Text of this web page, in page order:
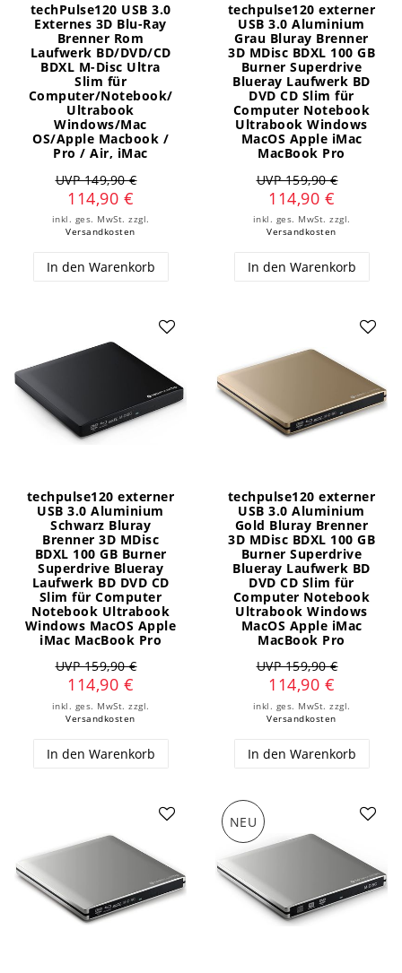
techPulse120 USB 3.0
Externes 3D Blu-Ray
Brenner Rom
Laufwerk BD/DVD/CD
BDXL M-Disc Ultra
Slim für
Computer/Notebook/
Ultrabook
Windows/Mac
OS/Apple Macbook /
Pro / Air, iMac
UVP 149,90 €
114,90 €
inkl. ges. MwSt. zzgl.
Versandkosten
In den Warenkorb
techpulse120 externer
USB 3.0 Aluminium
Grau Bluray Brenner
3D MDisc BDXL 100 GB
Burner Superdrive
Blueray Laufwerk BD
DVD CD Slim für
Computer Notebook
Ultrabook Windows
MacOS Apple iMac
MacBook Pro
UVP 159,90 €
114,90 €
inkl. ges. MwSt. zzgl.
Versandkosten
In den Warenkorb
techpulse120 externer
USB 3.0 Aluminium
Schwarz Bluray
Brenner 3D MDisc
BDXL 100 GB Burner
Superdrive Blueray
Laufwerk BD DVD CD
Slim für Computer
Notebook Ultrabook
Windows MacOS Apple
iMac MacBook Pro
UVP 159,90 €
114,90 €
inkl. ges. MwSt. zzgl.
Versandkosten
In den Warenkorb
techpulse120 externer
USB 3.0 Aluminium
Gold Bluray Brenner
3D MDisc BDXL 100 GB
Burner Superdrive
Blueray Laufwerk BD
DVD CD Slim für
Computer Notebook
Ultrabook Windows
MacOS Apple iMac
MacBook Pro
UVP 159,90 €
114,90 €
inkl. ges. MwSt. zzgl.
Versandkosten
In den Warenkorb
NEU